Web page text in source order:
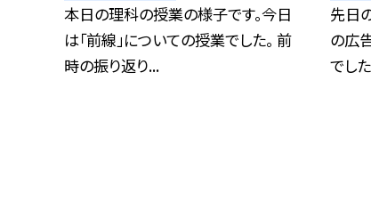
本日の理科の授業の様子です。今日
は「前線」についての授業でした。 前
時の振り返り...
先日
の広
でし